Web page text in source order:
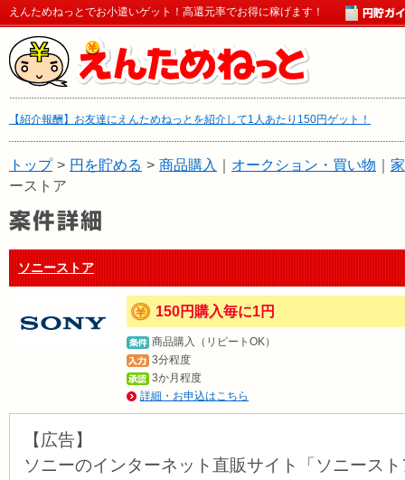
えんためねっとでお小遣いゲット！高還元率でお得に稼げます！
【紹介報酬】お友達にえんためねっとを紹介して1人あたり150円ゲット！
トップ > 円を貯める > 商品購入 オークション・買い物
ーストア
ソニーストア
150円購入毎に1円
商品購入（リピートOK）
3分程度
3か月程度
詳細・お申込はこちら
【広告】
ソニーのインターネット直販サイト「ソニース